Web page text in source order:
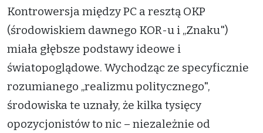
Kontrowersja między PC a resztą OKP
(środowiskiem dawnego KOR-u i „Znaku")
miała głębsze podstawy ideowe i
światopoglądowe. Wychodząc ze specyficznie
rozumianego „realizmu politycznego",
środowiska te uznały, że kilka tysięcy
opozycjonistów to nic – niezależnie od